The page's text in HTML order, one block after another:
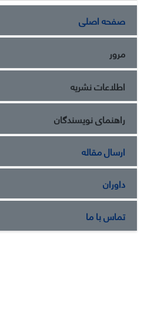
صفحه اصلی
مرور
اطلاعات نشریه
راهنمای نویسندگان
ارسال مقاله
داوران
تماس با ما